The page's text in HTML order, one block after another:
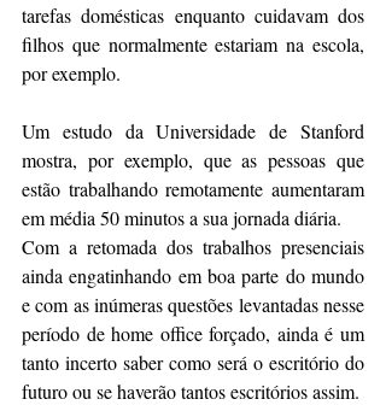
tarefas domésticas enquanto cuidavam dos
filhos que normalmente estariam na escola,
por exemplo.
Um estudo da Universidade de Stanford
mostra, por exemplo, que as pessoas que
estão trabalhando remotamente aumentaram
em média 50 minutos a sua jornada diária.
Com a retomada dos trabalhos presenciais
ainda engatinhando em boa parte do mundo
e com as inúmeras questões levantadas nesse
período de home office forçado, ainda é um
tanto incerto saber como será o escritório do
futuro ou se haverão tantos escritórios assim.